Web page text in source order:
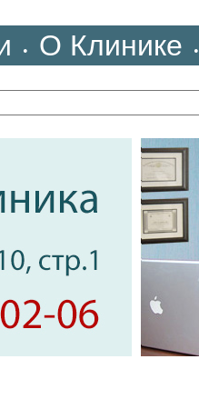
• О Клинике •